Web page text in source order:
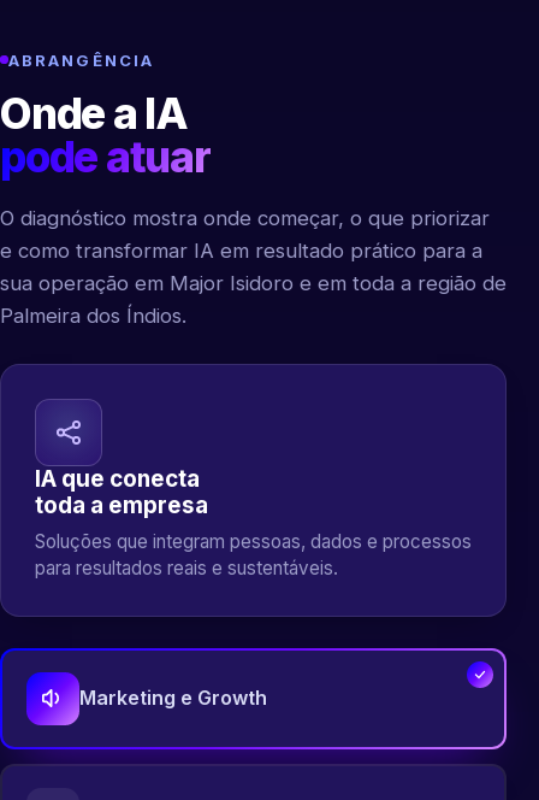
ABRANGÊNCIA
Onde a IA
pode atuar
O diagnóstico mostra onde começar, o que priorizar
e como transformar IA em resultado prático para a
sua operação em Major Isidoro e em toda a região de
Palmeira dos Índios.
IA que conecta
toda a empresa
Soluções que integram pessoas, dados e processos
para resultados reais e sustentáveis.
Marketing e Growth